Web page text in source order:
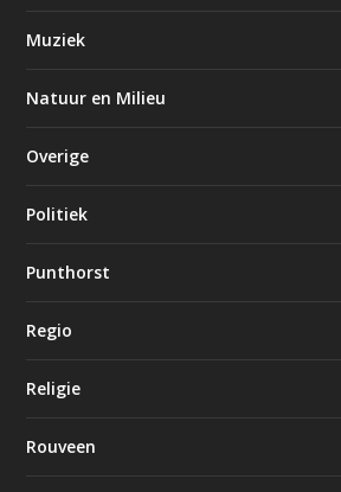
Muziek
Natuur en Milieu
Overige
Politiek
Punthorst
Regio
Religie
Rouveen